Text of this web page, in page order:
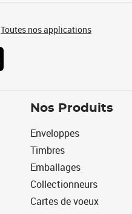
Toutes nos applications
Nos Produits
Enveloppes
Timbres
Emballages
Collectionneurs
Cartes de voeux